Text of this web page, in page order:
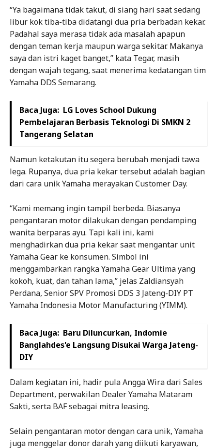
“Ya bagaimana tidak takut, di siang hari saat sedang
libur kok tiba-tiba didatangi dua pria berbadan kekar.
Padahal saya merasa tidak ada masalah apapun
dengan teman kerja maupun warga sekitar. Makanya
saya dan istri kaget banget,” kata Tegar, masih
dengan wajah tegang, saat menerima kedatangan tim
Yamaha DDS Semarang.
Baca Juga: LG Loves School Dukung
Pembelajaran Berbasis Teknologi Di SMKN 2
Tangerang Selatan
Namun ketakutan itu segera berubah menjadi tawa
lega. Rupanya, dua pria kekar tersebut adalah bagian
dari cara unik Yamaha merayakan Customer Day.
“Kami memang ingin tampil berbeda. Biasanya
pengantaran motor dilakukan dengan pendamping
wanita berparas ayu. Tapi kali ini, kami
menghadirkan dua pria kekar saat mengantar unit
Yamaha Gear ke konsumen. Simbol ini
menggambarkan rangka Yamaha Gear Ultima yang
kokoh, kuat, dan tahan lama,” jelas Zaldiansyah
Perdana, Senior SPV Promosi DDS 3 Jateng-DIY PT
Yamaha Indonesia Motor Manufacturing (YIMM).
Baca Juga: Baru Diluncurkan, Indomie
Banglahdes'e Langsung Disukai Warga Jateng-
DIY
Dalam kegiatan ini, hadir pula Angga Wira dari Sales
Department, perwakilan Dealer Yamaha Mataram
Sakti, serta BAF sebagai mitra leasing.
Selain pengantaran motor dengan cara unik, Yamaha
juga menggelar donor darah yang diikuti karyawan,